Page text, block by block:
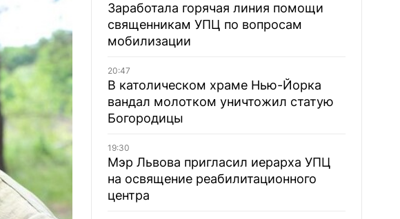
Заработала горячая линия помощи
священникам УПЦ по вопросам
мобилизации
20:47
В католическом храме Нью-Йорка
вандал молотком уничтожил статую
Богородицы
19:30
Мэр Львова пригласил иерарха УПЦ
на освящение реабилитационного
центра